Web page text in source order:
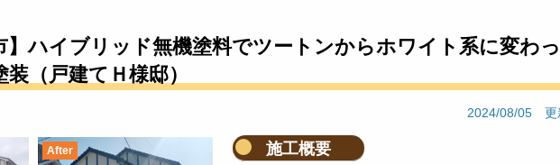
】ハイブリッド無機塗料でツートンからホワイト系に変わっ
装（戸建てＨ様邸）
2024/08/05 更
After 施工概要